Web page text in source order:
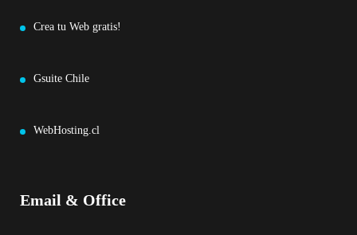
Crea tu Web gratis!
Gsuite Chile
WebHosting.cl
Email & Office